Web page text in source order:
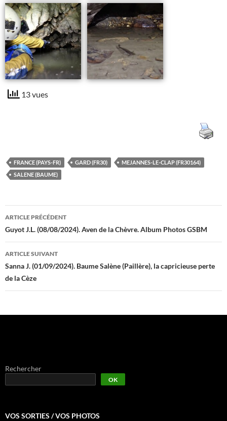
13 vues
FRANCE (PAYS-FR) GARD (FR30)
MEJANNES-LE-CLAP (FR30164)
SALENE (BAUME)
Navigation
des
articles
ARTICLE PRÉCÉDENT
Guyot J.L. (08/08/2024). Aven de la Chèvre. Album Photos GSBM
ARTICLE SUIVANT
Sanna J. (01/09/2024). Baume Salène (Paillère), la capricieuse perte
de la Cèze
Rechercher
OK
VOS SORTIES / VOS PHOTOS